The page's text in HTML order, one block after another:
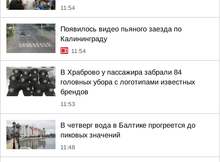
11:54
Появилось видео пьяного заезда по
Калининграду
11:54
В Храброво у пассажира забрали 84
головных убора с логотипами известных
брендов
11:53
В четверг вода в Балтике прогреется до
пиковых значений
11:48